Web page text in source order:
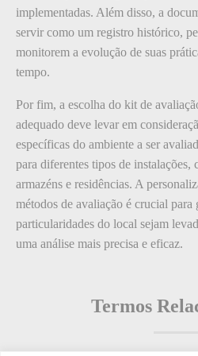
implementadas. Além disso, a
servir como um registro histórico,
monitorem a evolução de suas
tempo.
Por fim, a escolha do kit de
adequado deve levar em
específicas do ambiente a ser
para diferentes tipos de instalações,
armazéns e residências. A
métodos de avaliação é crucial para
particularidades do local sejam
uma análise mais precisa e eficaz.
Termos